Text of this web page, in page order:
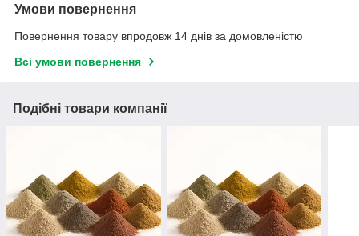
Умови повернення
Повернення товару впродовж 14 днів за домовленістю
Всі умови повернення
Подібні товари компанії